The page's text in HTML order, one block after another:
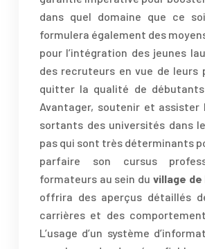
dans quel domaine que ce
formulera également des
pour l’intégration des jeunes
des recruteurs en vue de leurs
quitter la qualité de
Avantager, soutenir et assister
sortants des universités dans
pas qui sont très déterminants
parfaire son cursus
formateurs au sein du village de
offrira des aperçus détaillés
carrières et des
L’usage d’un système